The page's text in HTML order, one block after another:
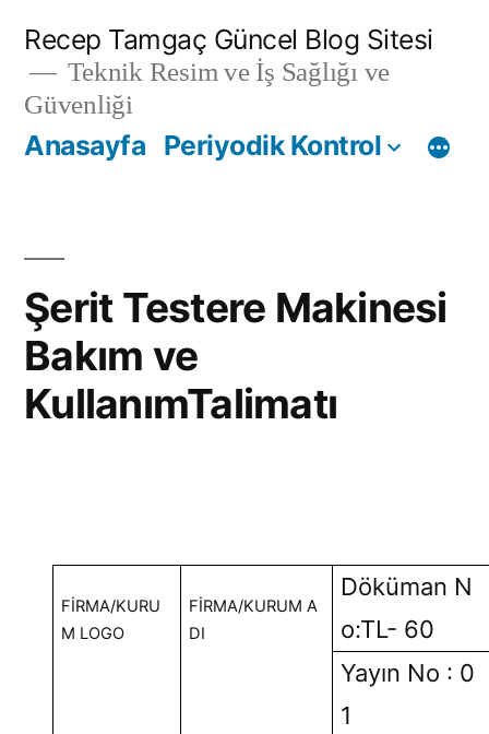
Recep Tamgaç Güncel Blog Sitesi
Teknik Resim ve İş Sağlığı ve
Güvenliği
Anasayfa Periyodik Kontrol
Şerit Testere Makinesi
Bakım ve
KullanımTalimatı
FİRMA/KURU
M LOGO
FİRMA/KURUM A
DI
Döküman N
o:TL- 60
Yayın No : 0
1